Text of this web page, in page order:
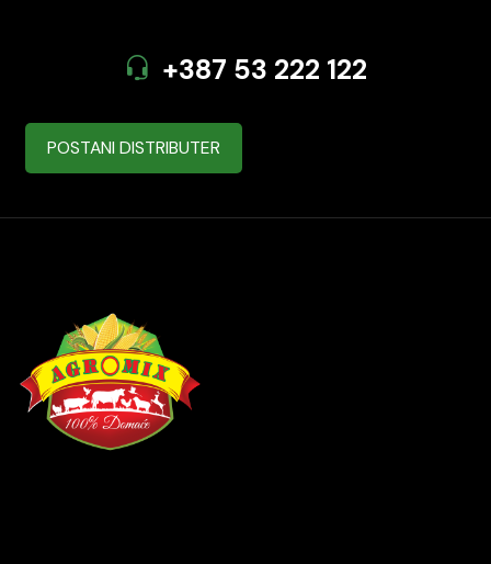
+387 53 222 122
POSTANI DISTRIBUTER